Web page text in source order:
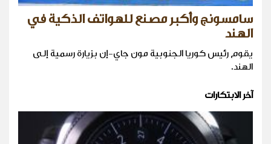
سامسونج وأكبر مصنع للهواتف الذكية في
الهند
يقوم رئيس كوريا الجنوبية مون جاي-إن بزيارة رسمية إلى
الهند.
آخر الابتكارات